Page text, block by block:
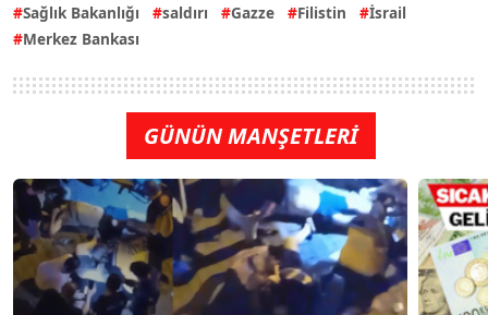
Sağlık Bakanlığı saldırı Gazze Filistin
İsrail
Merkez Bankası
GÜNÜN MANŞETLERİ